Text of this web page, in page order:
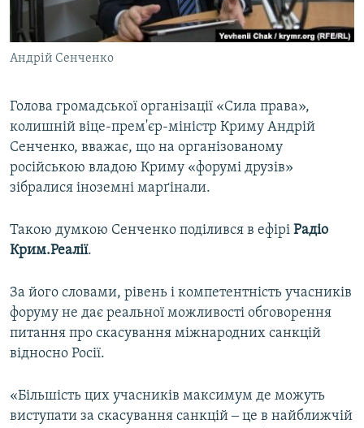
СВІДЧЕННЯ ОКУПАЦІЇ
УКРАЇНСЬКА ПРОБЛЕМА КРИМУ
ІНФОГРАФІКА
Qırımtatar
ДОЛУЧАЙСЯ!
Усі сайти RFE/RL
Андрій Сенченко
Голова громадської організації «Сила права»,
колишній віце-прем'єр-міністр Криму Андрій
Сенченко, вважає, що на організованому
російською владою Криму «форумі друзів»
зібралися іноземні марґінали.
Такою думкою Сенченко поділився в ефірі Радіо
Крим.Реалії.
За його словами, рівень і компетентність учасників
форуму не дає реальної можливості обговорення
питання про скасування міжнародних санкцій
відносно Росії.
«Більшість цих учасників максимум де можуть
виступати за скасування санкцій ‒ це в найближчій